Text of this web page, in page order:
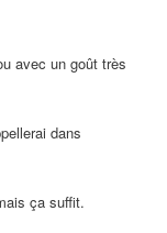
avec un goût très
dans
ça suffit.